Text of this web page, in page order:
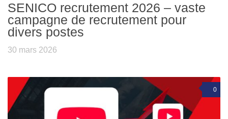
SENICO recrutement 2026 – vaste
campagne de recrutement pour
divers postes
30 mars 2026
0